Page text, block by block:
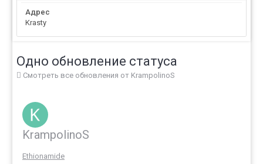
Адрес
Krasty
Одно обновление статуса
Смотреть все обновления от KrampolinoS
KrampolinoS
Ethionamide